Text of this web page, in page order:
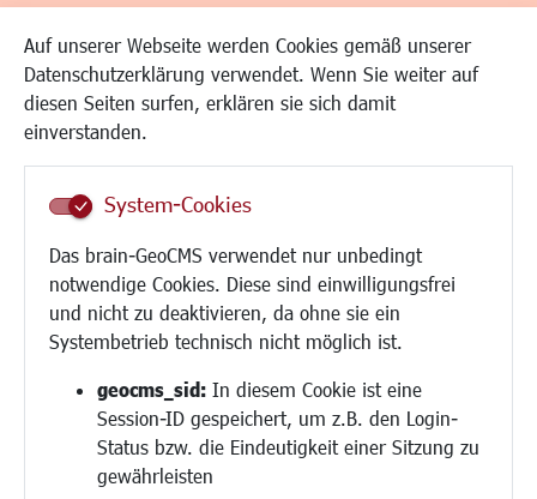
Auf unserer Webseite werden Cookies gemäß unserer
Datenschutzerklärung verwendet. Wenn Sie weiter auf
diesen Seiten surfen, erklären sie sich damit
einverstanden.
System-Cookies
Das brain-GeoCMS verwendet nur unbedingt
notwendige Cookies. Diese sind einwilligungsfrei
und nicht zu deaktivieren, da ohne sie ein
Systembetrieb technisch nicht möglich ist.
geocms_sid: In diesem Cookie ist eine
Session-ID gespeichert, um z.B. den Login-
Status bzw. die Eindeutigkeit einer Sitzung zu
gewährleisten
Kinderbetreuung
Kinder und Jugend
Institutionen für Familien
Frauen
Schule
Demokratie leben
Ukrainehilfe
Hilfe für Geflüchtete
Religion
Bauen/Umwelt/Mobilität
Bebauungsplanung